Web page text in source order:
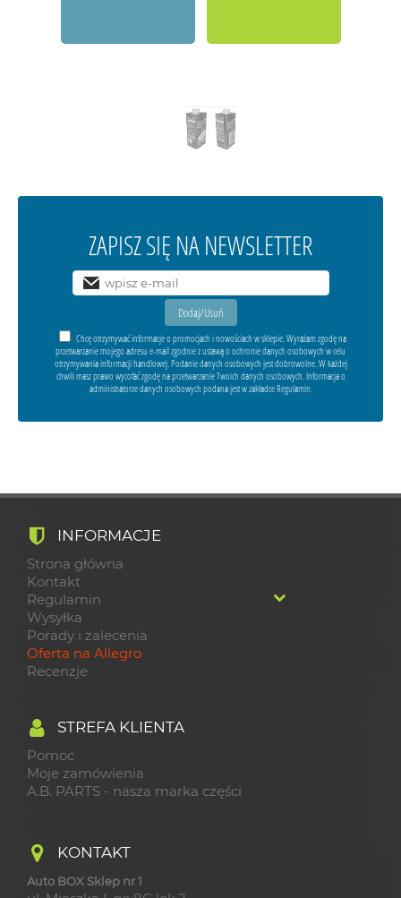
ZAPISZ SIĘ NA NEWSLETTER
Chcę otrzymywać informacje o promocjach i nowościach w sklepie. Wyrażam zgodę na
przetwarzanie mojego adresu e-mail zgodnie z ustawą o ochronie danych osobowych w celu
otrzymywania informacji handlowej. Podanie danych osobowych jest dobrowolne. W każdej
chwili masz prawo wycofać zgodę na przetwarzanie Twoich danych osobowych. Informacja o
administratorze danych osobowych podana jest w zakładce Regulamin.
INFORMACJE
Strona główna
Kontakt
Regulamin
Wysyłka
Porady i zalecenia
Oferta na Allegro
Recenzje
STREFA KLIENTA
Pomoc
Moje zamówienia
A.B. PARTS - nasza marka części
KONTAKT
Auto BOX Sklep nr 1